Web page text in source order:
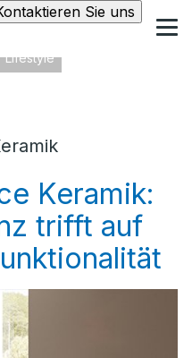
Sie uns
Lifestyle
Keramik:
trifft auf